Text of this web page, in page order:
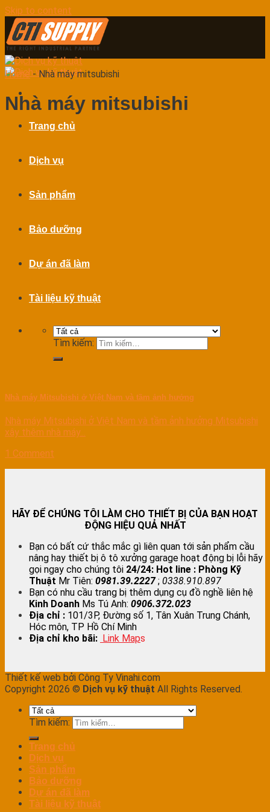
Skip to content
Trang chủ
Dịch vụ
Sản phẩm
Bảo dưỡng
Dự án đã làm
Tài liệu kỹ thuật
Tìm kiếm:
Home-Nhà máy mitsubishi
Nhà máy mitsubishi
Nhà máy Mitsubishi ở Việt Nam và tầm ảnh hưởng
Nhà máy Mitsubishi ở Việt Nam và tầm ảnh hưởng Mitsubishi
xây thêm nhà máy...
1 Comment
HÃY ĐỂ CHÚNG TÔI LÀM CHO THIẾT BỊ CỦA BẠN HOẠT
ĐỘNG HIỆU QUẢ NHẤT
Bạn có bất cứ thắc mắc gì liên quan tới sản phẩm cầu
nâng hay thiết bị ô tô xưởng garage hoạt động bị lỗi hãy
gọi ngay cho chúng tôi 24/24: Hot line : Phòng Kỹ
Thuật Mr Tiên: 0981.39.2227; 0338.910.897
Bạn có nhu cầu trang bị thêm dụng cụ đồ nghề liên hệ
Kinh Doanh Ms Tú Anh: 0906.372.023
Địa chỉ : 101/3P, Đường số 1, Tân Xuân Trung Chánh,
Hóc môn, TP Hồ Chí Minh
Địa chỉ kho bãi: Link Maps
Thiết kế web bởi Công Ty Vinahi.com
Copyright 2026 © Dịch vụ kỹ thuật All Rights Reserved.
Tìm kiếm:
Trang chủ
Dịch vụ
Sản phẩm
Bảo dưỡng
Dự án đã làm
Tài liệu kỹ thuật